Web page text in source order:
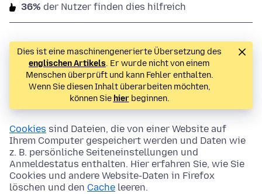
36% der Nutzer finden dies hilfreich
Dies ist eine maschinengenerierte Übersetzung des
englischen Artikels. Er wurde nicht von einem
Menschen überprüft und kann Fehler enthalten.
Wenn Sie diesen Inhalt überarbeiten möchten,
können Sie hierbeginnen.
Cookies sind Dateien, die von einer Website auf
Ihrem Computer gespeichert werden und Daten wie
z. B. persönliche Seiteneinstellungen und
Anmeldestatus enthalten. Hier erfahren Sie, wie Sie
Cookies und andere Website-Daten in Firefox
löschen und den Cache leeren.